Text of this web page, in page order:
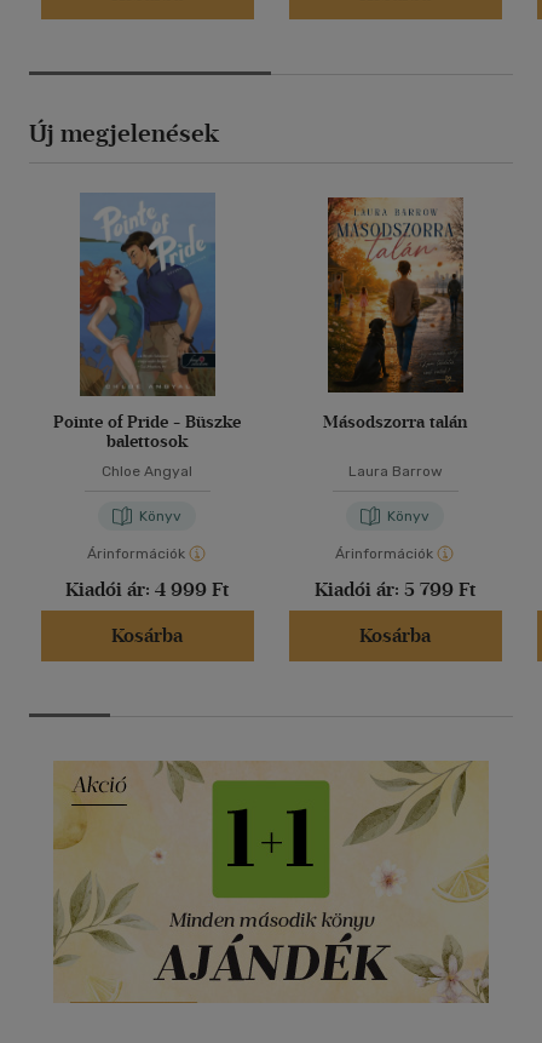
Új megjelenések
Pointe of Pride - Büszke
balettosok
Chloe Angyal
Könyv
Árinformációk
Kiadói ár: 4 999 Ft
Kosárba
Másodszorra talán
Laura Barrow
Könyv
Árinformációk
Kiadói ár: 5 799 Ft
Kosárba